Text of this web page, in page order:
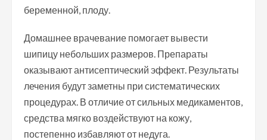
беременной, плоду.
Домашнее врачевание помогает вывести
шипицу небольших размеров. Препараты
оказывают антисептический эффект. Результаты
лечения будут заметны при систематических
процедурах. В отличие от сильных медикаментов,
средства мягко воздействуют на кожу,
постепенно избавляют от недуга.